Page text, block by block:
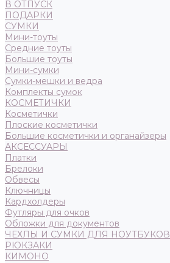
В ОТПУСК
ПОДАРКИ
СУМКИ
Мини-тоуты
Средние тоуты
Большие тоуты
Мини-сумки
Сумки-мешки и ведра
Комплекты сумок
КОСМЕТИЧКИ
Косметички
Плоские косметички
Большие косметички и органайзеры
АКСЕССУАРЫ
Платки
Брелоки
Обвесы
Ключницы
Кардхолдеры
Футляры для очков
Обложки для документов
ЧЕХЛЫ И СУМКИ ДЛЯ НОУТБУКОВ
РЮКЗАКИ
КИМОНО